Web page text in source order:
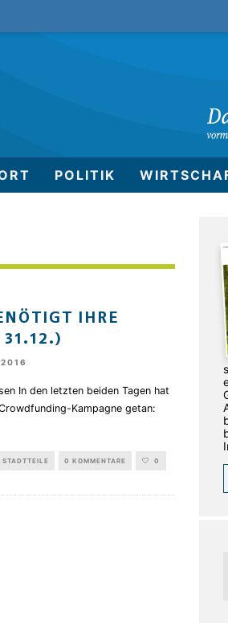
POLITIK
IHRE
31.12.)
In den letzten beiden Tagen hat
Kampagne getan:
STADTTEILE 0 KOMMENTARE 0